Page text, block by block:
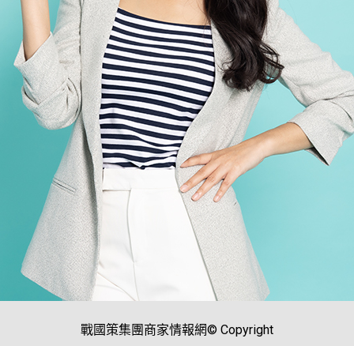
戰國策集團商家情報網© Copyright